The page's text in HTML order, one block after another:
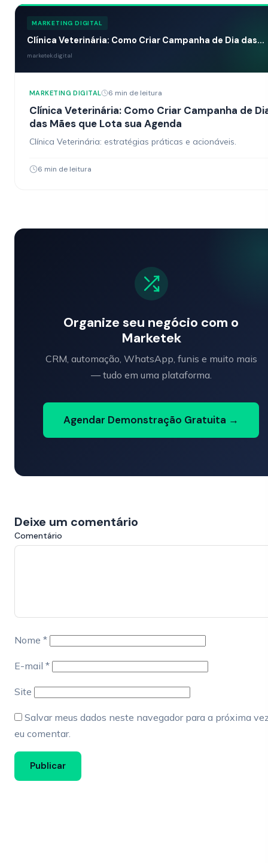
MARKETING DIGITAL
Clínica Veterinária: Como Criar Campanha de Dia das...
marketek.digital
MARKETING DIGITAL 6 min de leitura
Clínica Veterinária: Como Criar Campanha de
das Mães que Lota sua Agenda
Clínica Veterinária: estratégias práticas e acionáveis.
6 min de leitura
Organize seu negócio com o
Marketek
CRM, automação, WhatsApp, funis e muito mais
— tudo em uma plataforma.
Agendar Demonstração Gratuita →
Deixe um comentário
Comentário
Nome *
E-mail *
Site
Salvar meus dados neste navegador para a próxima
eu comentar.